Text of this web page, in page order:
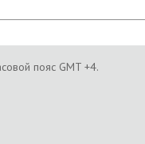
пояс GMT +4.